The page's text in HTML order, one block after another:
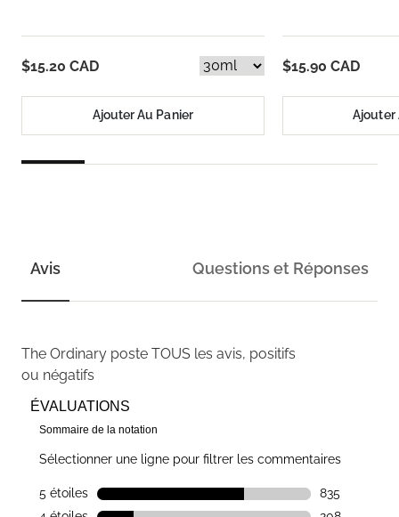
$15.20 CAD
Ajouter Au Panier
$15.90 CAD
Ajouter
Avis Questions et Réponses
The Ordinary poste TOUS les avis, positifs
ou négatifs